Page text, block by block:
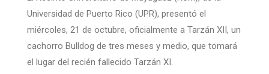
Universidad de Puerto Rico (UPR), presentó el
miércoles, 21 de octubre, oficialmente a Tarzán XII, un
cachorro Bulldog de tres meses y medio, que tomará
el lugar del recién fallecido Tarzán XI.